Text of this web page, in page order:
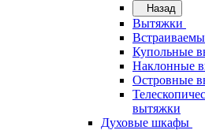
Назад
Вытяжки
Купольные
Наклонные
Островные
вытяжки
Духовые шкафы